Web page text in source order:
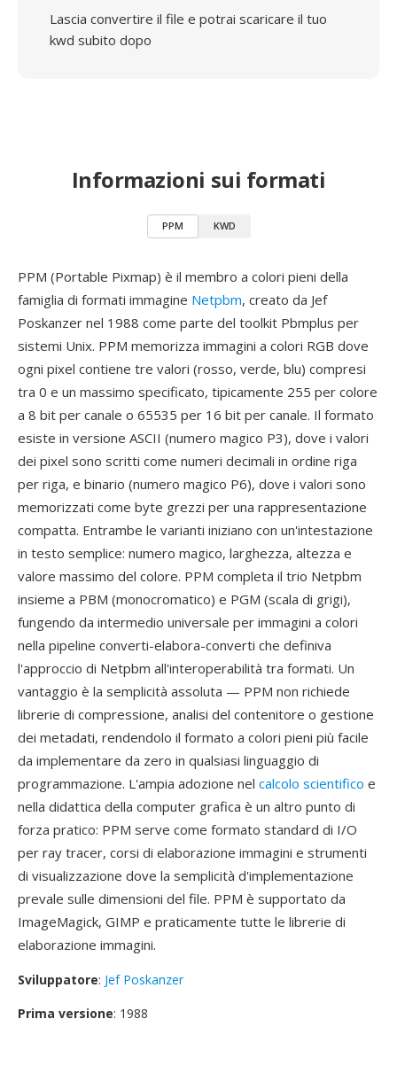
Lascia convertire il file e potrai scaricare il tuo
kwd subito dopo
Informazioni sui formati
PPM KWD
PPM (Portable Pixmap) è il membro a colori pieni della
famiglia di formati immagine Netpbm, creato da Jef
Poskanzer nel 1988 come parte del toolkit Pbmplus per
sistemi Unix. PPM memorizza immagini a colori RGB dove
ogni pixel contiene tre valori (rosso, verde, blu) compresi
tra 0 e un massimo specificato, tipicamente 255 per colore
a 8 bit per canale o 65535 per 16 bit per canale. Il formato
esiste in versione ASCII (numero magico P3), dove i valori
dei pixel sono scritti come numeri decimali in ordine riga
per riga, e binario (numero magico P6), dove i valori sono
memorizzati come byte grezzi per una rappresentazione
compatta. Entrambe le varianti iniziano con un'intestazione
in testo semplice: numero magico, larghezza, altezza e
valore massimo del colore. PPM completa il trio Netpbm
insieme a PBM (monocromatico) e PGM (scala di grigi),
fungendo da intermedio universale per immagini a colori
nella pipeline converti-elabora-converti che definiva
l'approccio di Netpbm all'interoperabilità tra formati. Un
vantaggio è la semplicità assoluta — PPM non richiede
librerie di compressione, analisi del contenitore o gestione
dei metadati, rendendolo il formato a colori pieni più facile
da implementare da zero in qualsiasi linguaggio di
programmazione. L'ampia adozione nel calcolo scientifico e
nella didattica della computer grafica è un altro punto di
forza pratico: PPM serve come formato standard di I/O
per ray tracer, corsi di elaborazione immagini e strumenti
di visualizzazione dove la semplicità d'implementazione
prevale sulle dimensioni del file. PPM è supportato da
ImageMagick, GIMP e praticamente tutte le librerie di
elaborazione immagini.
Sviluppatore: Jef Poskanzer
Prima versione: 1988